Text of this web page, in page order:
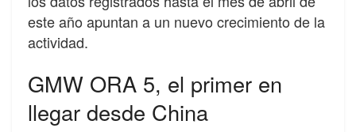
este año apuntan a un nuevo crecimiento de la
actividad.
GMW ORA 5, el primer en
llegar desde China